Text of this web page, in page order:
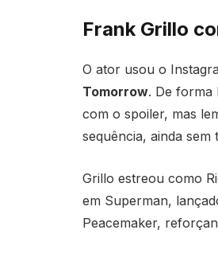
Frank Grillo
O ator usou o
Tomorrow. De forma
com o spoiler, mas
sequência, ainda
Grillo estreou como
em Superman,
Peacemaker,